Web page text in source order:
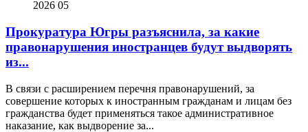
2026 05
Прокуратура Югры разъяснила, за какие
правонарушения иностранцев будут выдворять
из...
В связи с расширением перечня правонарушений, за
совершение которых к иностранным гражданам и лицам без
гражданства будет применяться такое административное
наказание, как выдворение за...